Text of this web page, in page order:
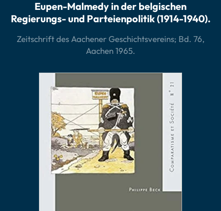
Eupen-Malmedy in der belgischen
Regierungs- und Parteienpolitik (1914-1940).
Zeitschrift des Aachener Geschichtsvereins; Bd. 76,
Aachen 1965.